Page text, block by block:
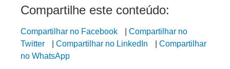
Compartilhe este conteúdo:
Compartilhar no Facebook
Compartilhar no
Twitter
Compartilhar no LinkedIn
Compartilhar
no WhatsApp